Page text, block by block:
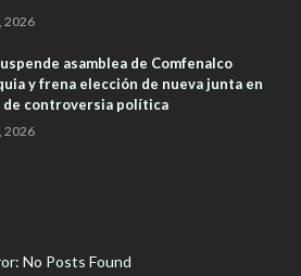
2026
asamblea de Comfenalco
y frena elección de nueva junta en
de controversia política
2026
No Posts Found